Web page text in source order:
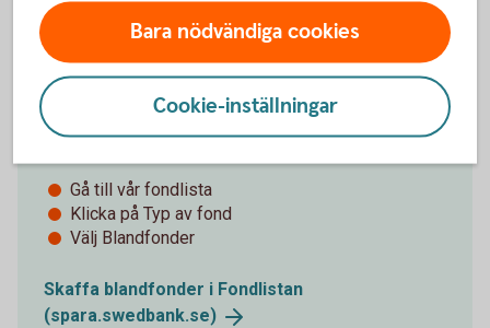
Våra blandfonder
Gå till vår fondlista
Klicka på Typ av fond
Välj Blandfonder
Skaffa blandfonder i Fondlistan
(spara.swedbank.se)
Bara nödvändiga cookies
Cookie-inställningar